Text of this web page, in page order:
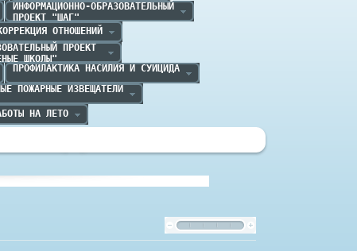
ИНФОРМАЦИОННО-ОБРАЗОВАТЕЛЬНЫЙ
ПРОЕКТ "ШАГ"
ОТНОШЕНИЙ
ПРОЕКТ
ШКОЛЫ"
ПРОФИЛАКТИКА НАСИЛИЯ И СУИЦИДА
ПОЖАРНЫЕ ИЗВЕЩАТЕЛИ
НА ЛЕТО